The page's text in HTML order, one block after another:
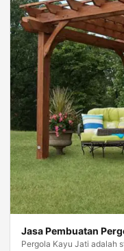
Jasa Pembuatan
Pergola Kayu Jati adalah